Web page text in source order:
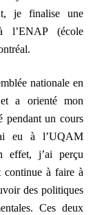
je finalise une
l’ENAP (école
nationale en
a orienté mon
pendant un cours
eu à l’UQAM
effet, j’ai perçu
continue à faire à
des politiques
Ces deux